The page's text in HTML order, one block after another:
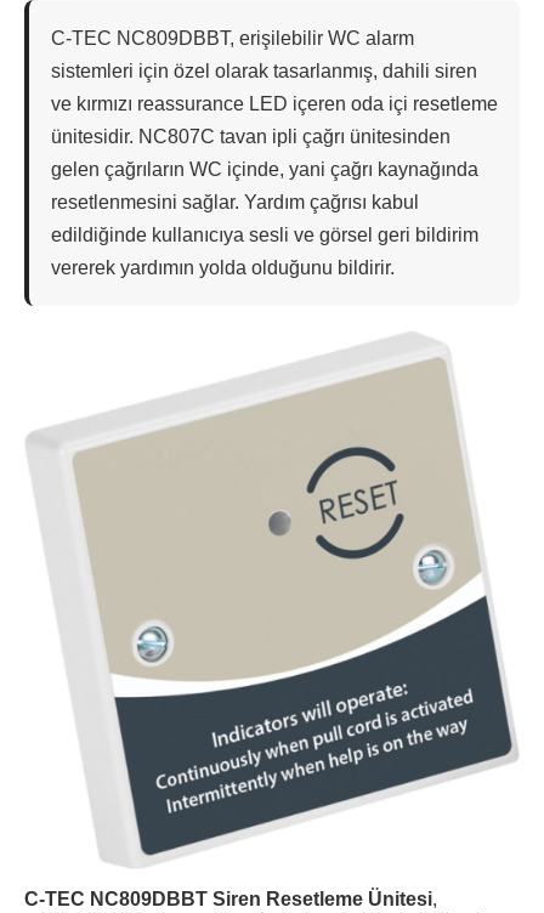
C-TEC NC809DBBT, erişilebilir WC alarm
sistemleri için özel olarak tasarlanmış, dahili siren
ve kırmızı reassurance LED içeren oda içi resetleme
ünitesidir. NC807C tavan ipli çağrı ünitesinden
gelen çağrıların WC içinde, yani çağrı kaynağında
resetlenmesini sağlar. Yardım çağrısı kabul
edildiğinde kullanıcıya sesli ve görsel geri bildirim
vererek yardımın yolda olduğunu bildirir.
C-TEC NC809DBBT Siren Resetleme Ünitesi,